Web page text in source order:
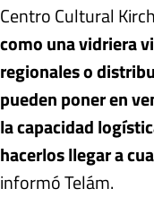
Centro Cultural
como una vidriera
regionales o
pueden poner en
la capacidad
hacerlos llegar a
informó Telám.